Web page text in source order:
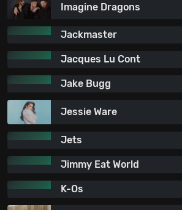
Imagine Dragons
Jackmaster
Jacques Lu Cont
Jake Bugg
Jessie Ware
Jets
Jimmy Eat World
K-Os